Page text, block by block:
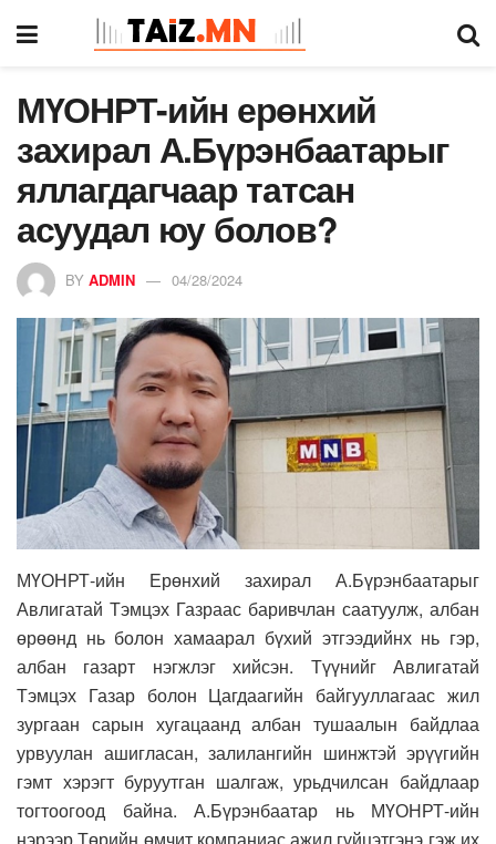
МҮОНРТ-ийн ерөнхий
захирал А.Бүрэнбаатарыг
яллагдагчаар татсан
асуудал юу болов?
BY ADMIN 04/28/2024
МҮОНРТ-ийн Ерөнхий захирал А.Бүрэнбаатарыг
Авлигатай Тэмцэх Газраас баривчлан саатуулж, албан
өрөөнд нь болон хамаарал бүхий этгээдийнх нь гэр,
албан газарт нэгжлэг хийсэн. Түүнийг Авлигатай
Тэмцэх Газар болон Цагдаагийн байгууллагаас жил
зургаан сарын хугацаанд албан тушаалын байдлаа
урвуулан ашигласан, залилангийн шинжтэй эрүүгийн
гэмт хэрэгт буруутган шалгаж, урьдчилсан байдлаар
тогтоогоод байна. А.Бүрэнбаатар нь МҮОНРТ-ийн
нэрээр Төрийн өмчит компаниас ажил гүйцэтгэнэ гэж их